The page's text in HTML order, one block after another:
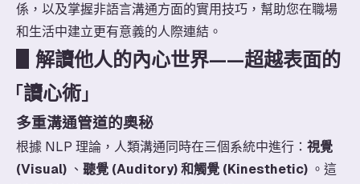
係，以及掌握非語言溝通方面的實用技巧，幫助您在職場
和生活中建立更有意義的人際連結。
解讀他人的內心世界——超越表面的
「讀心術」
多重溝通管道的奧秘
根據 NLP 理論，人類溝通同時在三個系統中進行： 視覺
(Visual) 、 聽覺 (Auditory) 和觸覺 (Kinesthetic) 。這